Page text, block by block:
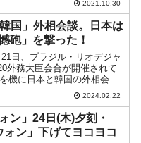
ル地下鉄を運営する『ソウル
は、2020年には「1兆1,137億
2021.10.30
韓国」外相会談。日本は
砲」を撃った！
日、ブラジル・リオデジャ
外務大臣会合が開催されて
機に日本と韓国の外相会談
た。韓国側は、総選挙をに
者の朴振（パク・ジン）さ
錫悦（ユン・ソギョル）政
交...
2024.02.22
ン」24日(木)夕刻・
ォン」下げてヨコヨコ